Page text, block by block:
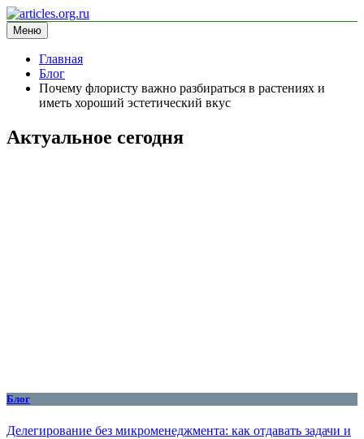
Перейти
к
содержимому
articles.org.ru
информационный сайт
Меню
Главная
Блог
Почему флористу важно разбираться в растениях и
иметь хороший эстетический вкус
Актуальное сегодня
Блог
Делегирование без микроменеджмента: как отдавать задачи и